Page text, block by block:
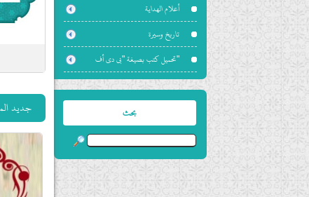
أعلام الهداية
تاريخ وسيرة
"تحميل كتب بصيغة "بي دي أف
بحث جديد